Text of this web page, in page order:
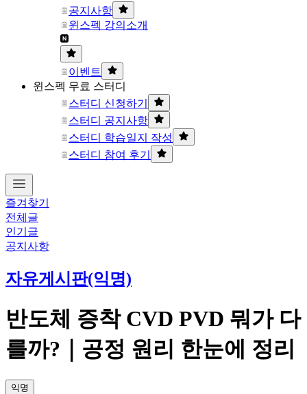
공지사항
윈스펙 강의소개
이벤트
윈스펙 무료 스터디
스터디 신청하기
스터디 공지사항
스터디 학습일지 작성
스터디 참여 후기
즐겨찾기
전체글
인기글
공지사항
자유게시판(익명)
반도체 증착 CVD PVD 뭐가 다
를까?｜공정 원리 한눈에 정리
익명